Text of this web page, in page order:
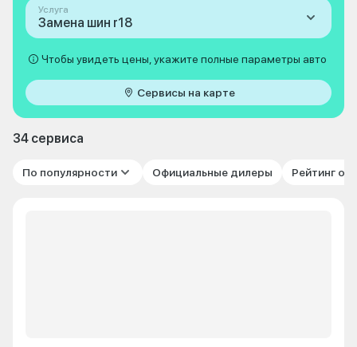
Услуга
Замена шин r18
Чтобы увидеть цены, укажите полные параметры авто
Сервисы на карте
34 сервиса
По популярности Официальные дилеры Рейтинг